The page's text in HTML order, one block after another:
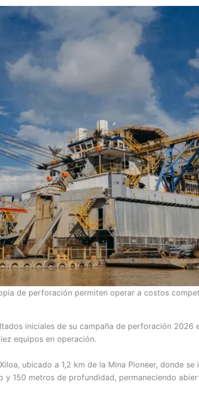
de perforación permiten operar a costos
iniciales de su campaña de perforación 2026
equipos en operación.
ubicado a 1,2 km de la Mina Pioneer, donde
150 metros de profundidad, permaneciendo